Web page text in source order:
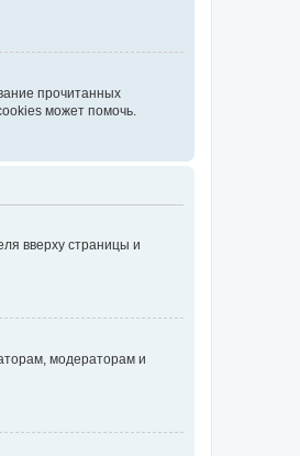
прочитанных
может помочь.
вверху страницы и
модераторам и